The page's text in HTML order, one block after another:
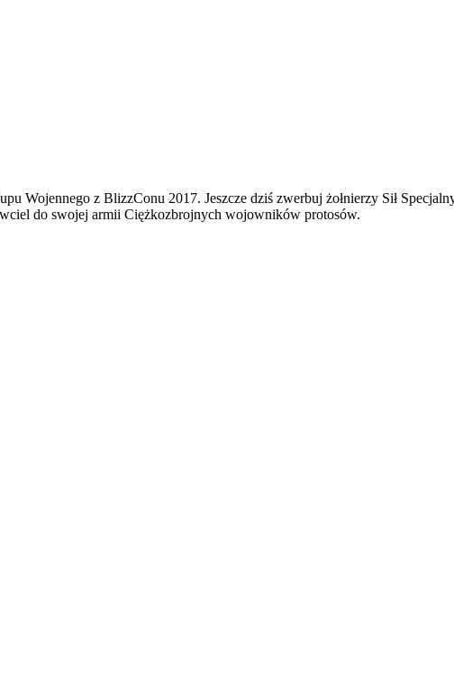
Wojennego z BlizzConu 2017. Jeszcze dziś zwerbuj żołnierzy Sił
do swojej armii Ciężkozbrojnych wojowników protosów.